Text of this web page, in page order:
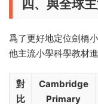
四、與全球
爲了更好地定位劍橋
他主流小學科學教材
對
比
Cambridge
Primary